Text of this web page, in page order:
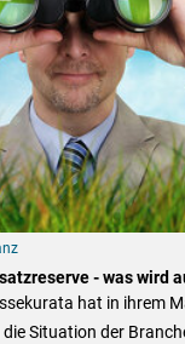
- was wird
hat in ihrem
Situation der